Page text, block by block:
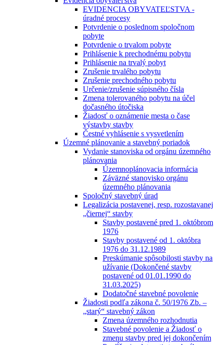
EVIDENCIA OBYVATEĽSTVA -
úradné procesy
Potvrdenie o poslednom spoločnom
pobyte
Potvrdenie o trvalom pobyte
Prihlásenie k prechodnému pobytu
Prihlásenie na trvalý pobyt
Zrušenie trvalého pobytu
Zrušenie prechodného pobytu
Určenie/zrušenie súpisného čísla
Zmena tolerovaného pobytu na účel
dočasného útočiska
Žiadosť o oznámenie mesta o čase
výstavby stavby
Čestné vyhlásenie s vysvetlením
Územné plánovanie a stavebný poriadok
Vydanie stanoviska od orgánu územného
plánovania
Územnoplánovacia informácia
Záväzné stanovisko orgánu
územného plánovania
Spoločný stavebný úrad
Legalizácia postavenej, resp. rozostavanej
„čiernej“ stavby
Stavby postavené pred 1. októbrom
1976
Stavby postavené od 1. októbra
1976 do 31.12.1989
Preskúmanie spôsobilosti stavby na
užívanie (Dokončené stavby
postavené od 01.01.1990 do
31.03.2025)
Dodatočné stavebné povolenie
Žiadosti podľa zákona č. 50/1976 Zb. –
„starý“ stavebný zákon
Zmena územného rozhodnutia
Stavebné povolenie a Žiadosť o
zmenu stavby pred jej dokončením